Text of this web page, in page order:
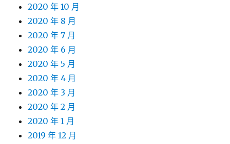
2020 年 10 月
2020 年 8 月
2020 年 7 月
2020 年 6 月
2020 年 5 月
2020 年 4 月
2020 年 3 月
2020 年 2 月
2020 年 1 月
2019 年 12 月